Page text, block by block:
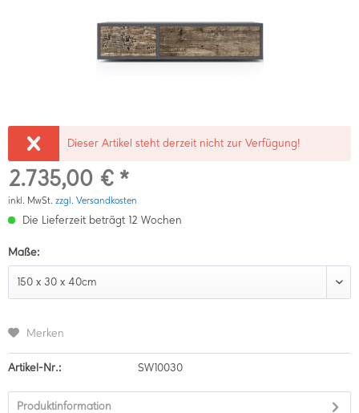
Dieser Artikel steht derzeit nicht zur Verfügung!
2.735,00 € *
inkl. MwSt. zzgl. Versandkosten
Die Lieferzeit beträgt 12 Wochen
Maße:
Merken
Artikel-Nr.: SW10030
Produktinformation